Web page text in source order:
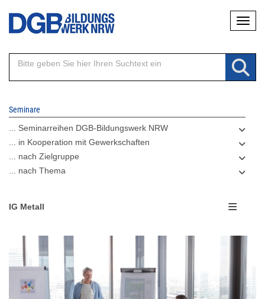
Direkt
Inhalt
Seminare
... Seminarreihen DGB-Bildungswerk NRW
... in Kooperation mit Gewerkschaften
... nach Zielgruppe
... nach Thema
IG Metall